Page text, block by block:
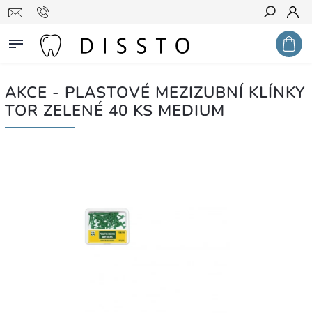
Hledat
AKCE - PLASTOVÉ MEZIZUBNÍ KLÍNKY
TOR ZELENÉ 40 KS MEDIUM